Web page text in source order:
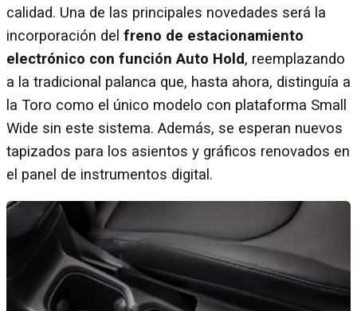
calidad. Una de las principales novedades será la
incorporación del freno de estacionamiento
electrónico con función Auto Hold, reemplazando
a la tradicional palanca que, hasta ahora, distinguía a
la Toro como el único modelo con plataforma Small
Wide sin este sistema. Además, se esperan nuevos
tapizados para los asientos y gráficos renovados en
el panel de instrumentos digital.